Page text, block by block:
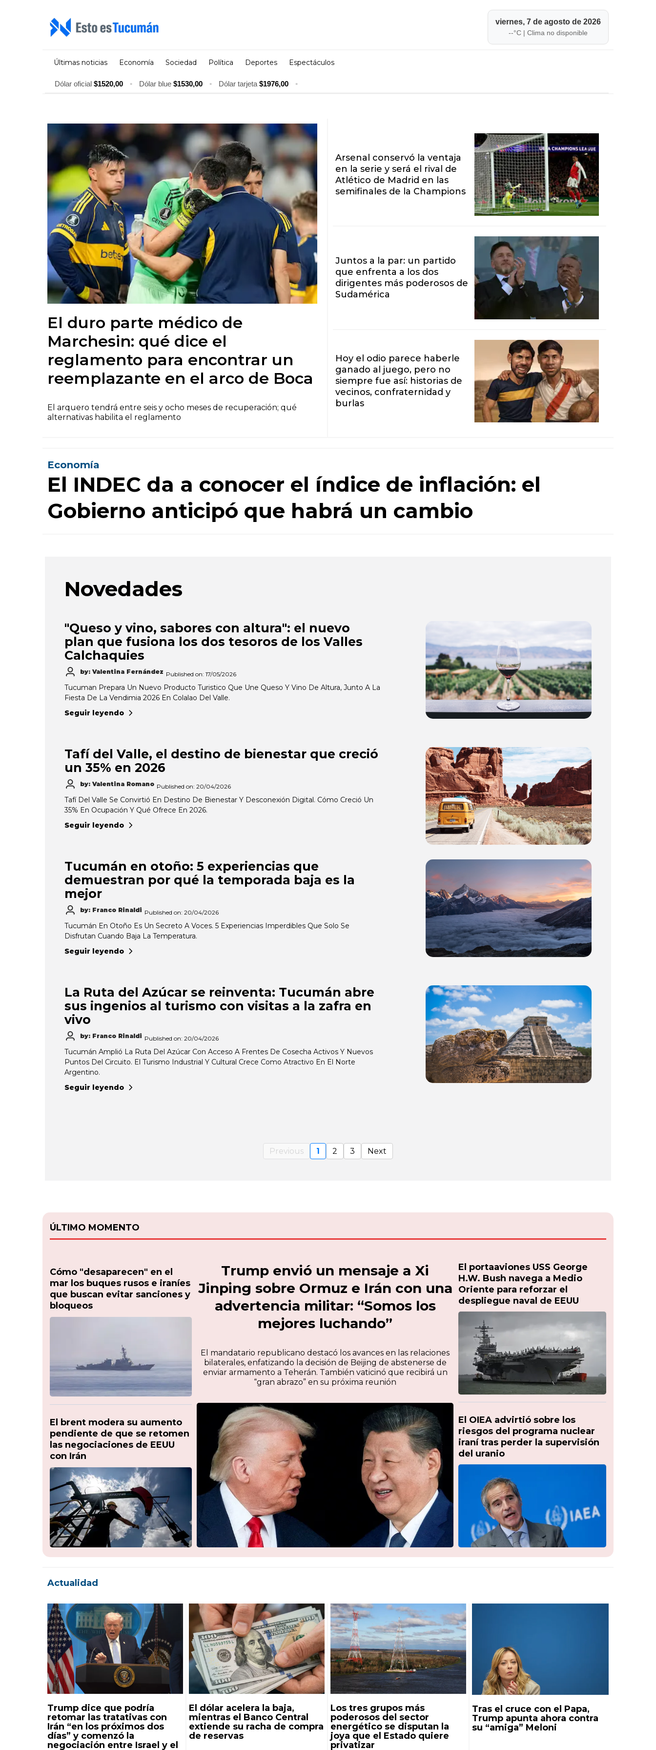
viernes, 7 de agosto de 2026
--°C | Clima no disponible
Últimas noticias Economía Sociedad Política Deportes Espectáculos
Dólar oficial $1520,00 • Dólar blue $1530,00 • Dólar tarjeta $1976,00 •
El duro parte médico de
Marchesin: qué dice el
reglamento para encontrar un
reemplazante en el arco de Boca
El arquero tendrá entre seis y ocho meses de recuperación; qué
alternativas habilita el reglamento
Arsenal conservó la ventaja
en la serie y será el rival de
Atlético de Madrid en las
semifinales de la Champions
Juntos a la par: un partido
que enfrenta a los dos
dirigentes más poderosos de
Sudamérica
Hoy el odio parece haberle
ganado al juego, pero no
siempre fue así: historias de
vecinos, confraternidad y
burlas
Economía
El INDEC da a conocer el índice de inflación: el
Gobierno anticipó que habrá un cambio
Novedades
"Queso y vino, sabores con altura": el nuevo
plan que fusiona los dos tesoros de los Valles
Calchaquies
by: Valentina Fernández Published on: 17/05/2026
Tucuman Prepara Un Nuevo Producto Turistico Que Une Queso Y Vino De Altura, Junto A La
Fiesta De La Vendimia 2026 En Colalao Del Valle.
Seguir leyendo
Tafí del Valle, el destino de bienestar que creció
un 35% en 2026
by: Valentina Romano Published on: 20/04/2026
Tafí Del Valle Se Convirtió En Destino De Bienestar Y Desconexión Digital. Cómo Creció Un
35% En Ocupación Y Qué Ofrece En 2026.
Seguir leyendo
Tucumán en otoño: 5 experiencias que
demuestran por qué la temporada baja es la
mejor
by: Franco Rinaldi Published on: 20/04/2026
Tucumán En Otoño Es Un Secreto A Voces. 5 Experiencias Imperdibles Que Solo Se
Disfrutan Cuando Baja La Temperatura.
Seguir leyendo
La Ruta del Azúcar se reinventa: Tucumán abre
sus ingenios al turismo con visitas a la zafra en
vivo
by: Franco Rinaldi Published on: 20/04/2026
Tucumán Amplió La Ruta Del Azúcar Con Acceso A Frentes De Cosecha Activos Y Nuevos
Puntos Del Circuito. El Turismo Industrial Y Cultural Crece Como Atractivo En El Norte
Argentino.
Seguir leyendo
Previous 1 2 3 Next
ÚLTIMO MOMENTO
Cómo "desaparecen" en el
mar los buques rusos e iraníes
que buscan evitar sanciones y
bloqueos
El brent modera su aumento
pendiente de que se retomen
las negociaciones de EEUU
con Irán
Trump envió un mensaje a Xi
Jinping sobre Ormuz e Irán con una
advertencia militar: “Somos los
mejores luchando”
El mandatario republicano destacó los avances en las relaciones
bilaterales, enfatizando la decisión de Beijing de abstenerse de
enviar armamento a Teherán. También vaticinó que recibirá un
“gran abrazo” en su próxima reunión
El portaaviones USS George
H.W. Bush navega a Medio
Oriente para reforzar el
despliegue naval de EEUU
El OIEA advirtió sobre los
riesgos del programa nuclear
iraní tras perder la supervisión
del uranio
Actualidad
Trump dice que podría
retomar las tratativas con
Irán “en los próximos dos
días” y comenzó la
negociación entre Israel y el
El dólar acelera la baja,
mientras el Banco Central
extiende su racha de compra
de reservas
Los tres grupos más
poderosos del sector
energético se disputan la
joya que el Estado quiere
privatizar
Tras el cruce con el Papa,
Trump apunta ahora contra
su “amiga” Meloni